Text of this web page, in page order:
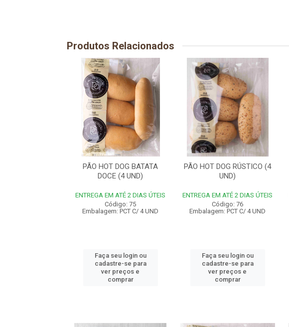
Produtos Relacionados
PÃO HOT DOG BATATA
DOCE (4 UND)
ENTREGA EM ATÉ 2 DIAS ÚTEIS
Código: 75
Embalagem: PCT C/ 4 UND
Faça seu login ou
cadastre-se para
ver preços e
comprar
PÃO HOT DOG RÚSTICO (4
UND)
ENTREGA EM ATÉ 2 DIAS ÚTEIS
Código: 76
Embalagem: PCT C/ 4 UND
Faça seu login ou
cadastre-se para
ver preços e
comprar